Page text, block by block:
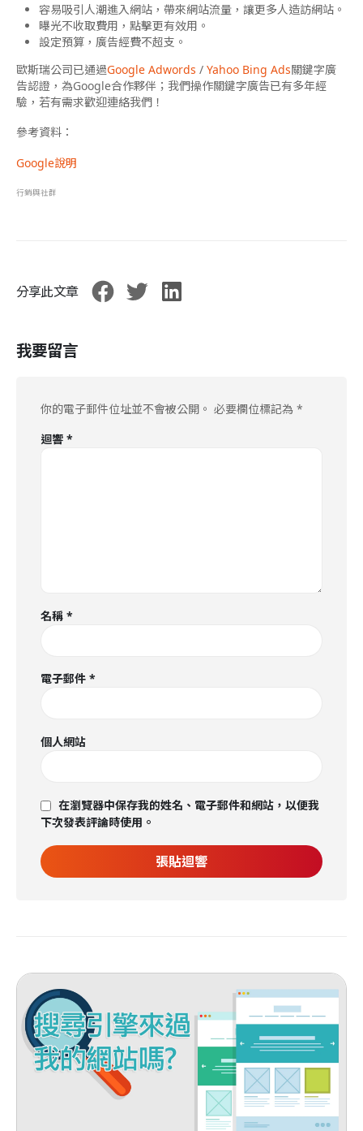
容易吸引人潮進入網站，帶來網站流量，讓更多人造訪網站。
曝光不收取費用，點擊更有效用。
設定預算，廣告經費不超支。
歐斯瑞公司已通過Google Adwords / Yahoo Bing Ads關鍵字廣
告認證，為Google合作夥伴；我們操作關鍵字廣告已有多年經
驗，若有需求歡迎連絡我們！
參考資料：
Google說明
行銷與社群
分享此文章
我要留言
你的電子郵件位址並不會被公開。 必要欄位標記為 *
迴響 *
名稱 *
電子郵件 *
個人網站
在瀏覽器中保存我的姓名、電子郵件和網站，以便我
下次發表評論時使用。